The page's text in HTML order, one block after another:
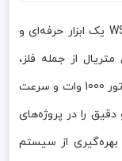
1000 وات آ ا گ (AEG) مدل WS10-115 یک ابزار حرفه‌ای و
از جمله فلز،
سنگ، سرامیک و بتن است. این دستگاه با موتور 1000 وات و سرعت
بهره‌گیری از سیستم